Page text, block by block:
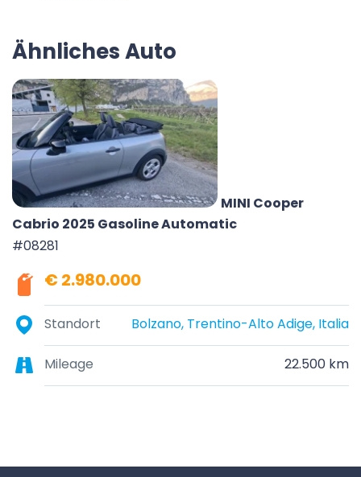
Ähnliches Auto
MINI Cooper
Cabrio 2025 Gasoline Automatic
#08281
€ 2.980.000
Standort Bolzano, Trentino-Alto Adige, Italia
Mileage 22.500 km